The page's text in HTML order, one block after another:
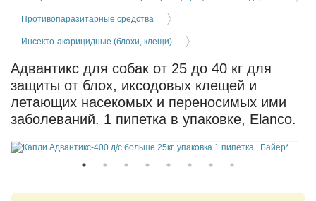
Противопаразитарные средства
Инсекто-акарицидные (блохи, клещи)
Адвантикс для собак от 25 до 40 кг для
защиты от блох, иксодовых клещей и
летающих насекомых и переносимых ими
заболеваний. 1 пипетка в упаковке, Elanco.